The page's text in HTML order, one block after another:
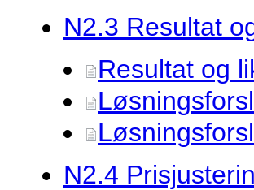
N2.3 Resultat
Resultat og
N2.4